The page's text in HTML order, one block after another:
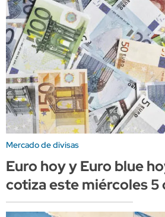
Mercado de divisas
Euro hoy y Euro blue
cotiza este miércoles 5